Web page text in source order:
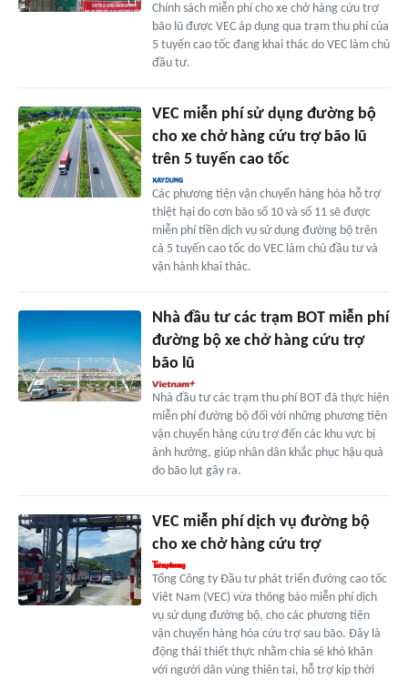
Chính sách miễn phí cho xe chở hàng cứu trợ
bão lũ được VEC áp dụng qua trạm thu phí của
5 tuyến cao tốc đang khai thác do VEC làm chủ
đầu tư.
VEC miễn phí sử dụng đường bộ
cho xe chở hàng cứu trợ bão lũ
trên 5 tuyến cao tốc
Các phương tiện vận chuyển hàng hóa hỗ trợ
thiệt hại do cơn bão số 10 và số 11 sẽ được
miễn phí tiền dịch vụ sử dụng đường bộ trên
cả 5 tuyến cao tốc do VEC làm chủ đầu tư và
vận hành khai thác.
Nhà đầu tư các trạm BOT miễn phí
đường bộ xe chở hàng cứu trợ
bão lũ
Nhà đầu tư các trạm thu phí BOT đã thực hiện
miễn phí đường bộ đối với những phương tiện
vận chuyển hàng cứu trợ đến các khu vực bị
ảnh hưởng, giúp nhân dân khắc phục hậu quả
do bão lụt gây ra.
VEC miễn phí dịch vụ đường bộ
cho xe chở hàng cứu trợ
Tổng Công ty Đầu tư phát triển đường cao tốc
Việt Nam (VEC) vừa thông báo miễn phí dịch
vụ sử dụng đường bộ, cho các phương tiện
vận chuyển hàng hóa cứu trợ sau bão. Đây là
động thái thiết thực nhằm chia sẻ khó khăn
với người dân vùng thiên tai, hỗ trợ kịp thời